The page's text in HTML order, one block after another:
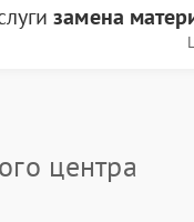
замена
центра